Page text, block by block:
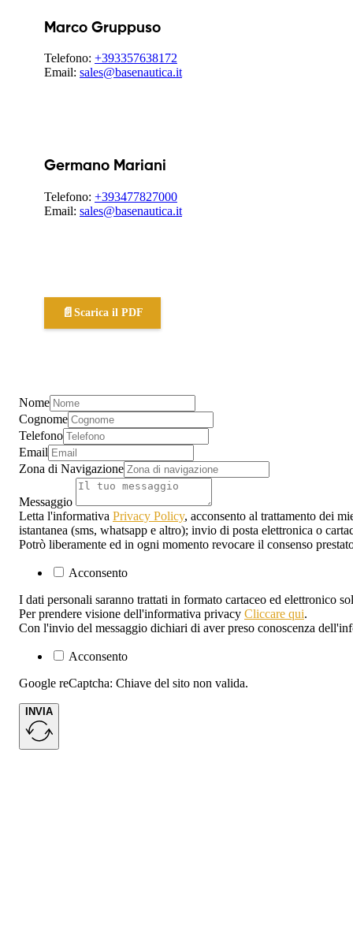
Marco Gruppuso
Telefono: +393357638172
Email: sales@basenautica.it
Germano Mariani
Telefono: +393477827000
Email: sales@basenautica.it
📄 Scarica il PDF
Nome
Cognome
Telefono
Email
Zona di Navigazione
Messaggio
Letta l'informativa Privacy Policy, acconsento al trattamento dei
istantanea (sms, whatsapp e altro); invio di posta elettronica o
Potrò liberamente ed in ogni momento revocare il consenso
Acconsento
I dati personali saranno trattati in formato cartaceo ed elettronico
Per prendere visione dell'informativa privacy Cliccare qui.
Con l'invio del messaggio dichiari di aver preso conoscenza
Acconsento
Google reCaptcha: Chiave del sito non valida.
INVIA